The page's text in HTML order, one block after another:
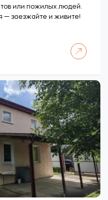
или пожилых людей.
— заезжайте и живите!